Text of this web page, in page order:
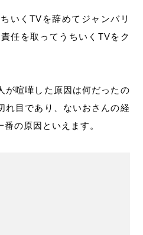
いくTVを辞めてジャンバリ
任を取ってうちいくTVをク
が喧嘩した原因は何だったの
れ目であり、ないおさんの経
の原因といえます。